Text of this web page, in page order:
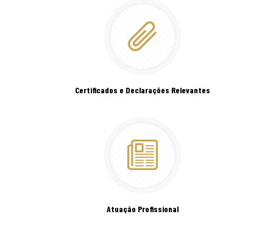
Certificados e Declarações Relevantes
Atuação Profissional